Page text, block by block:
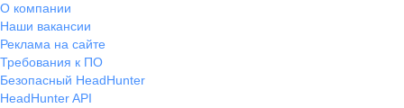
О компании
Наши вакансии
Реклама на сайте
Требования к ПО
Безопасный HeadHunter
HeadHunter API